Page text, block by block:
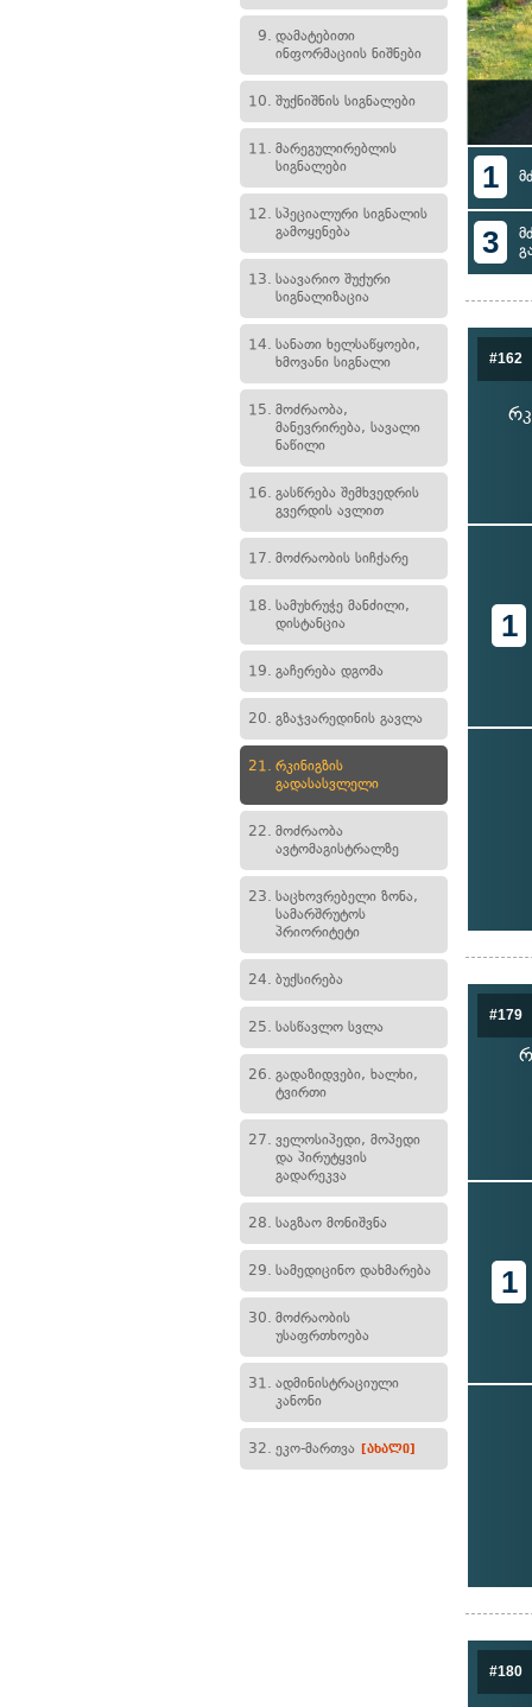
9. დამატებითი
ინფორმაციის ნიშნები
10. შუქნიშნის სიგნალები
11. მარეგულირებლის
სიგნალები
12. სპეციალური სიგნალის
გამოყენება
13. საავარიო შუქური
სიგნალიზაცია
14. სანათი ხელსაწყოები,
ხმოვანი სიგნალი
15. მოძრაობა,
მანევრირება, სავალი
ნაწილი
16. გასწრება შემხვედრის
გვერდის ავლით
17. მოძრაობის სიჩქარე
18. სამუხრუჭე მანძილი,
დისტანცია
19. გაჩერება დგომა
20. გზაჯვარედინის გავლა
21. რკინიგზის
გადასასვლელი
22. მოძრაობა
ავტომაგისტრალზე
23. საცხოვრებელი ზონა,
სამარშრუტოს
პრიორიტეტი
24. ბუქსირება
25. სასწავლო სვლა
26. გადაზიდვები, ხალხი,
ტვირთი
27. ველოსიპედი, მოპედი
და პირუტყვის
გადარეკვა
28. საგზაო მონიშვნა
29. სამედიცინო დახმარება
30. მოძრაობის
უსაფრთხოება
31. ადმინისტრაციული
კანონი
32. ეკო-მართვა [ახალი]
1
3
#162
1
#179
1
#180